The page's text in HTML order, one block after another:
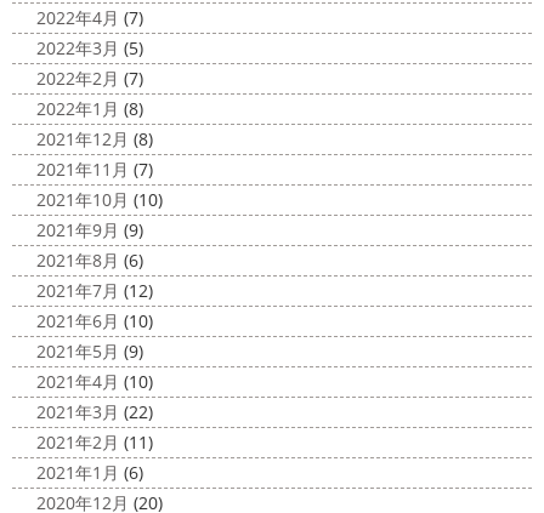
2022年4月 (7)
2022年3月 (5)
2022年2月 (7)
2022年1月 (8)
2021年12月 (8)
2021年11月 (7)
2021年10月 (10)
2021年9月 (9)
2021年8月 (6)
2021年7月 (12)
2021年6月 (10)
2021年5月 (9)
2021年4月 (10)
2021年3月 (22)
2021年2月 (11)
2021年1月 (6)
2020年12月 (20)